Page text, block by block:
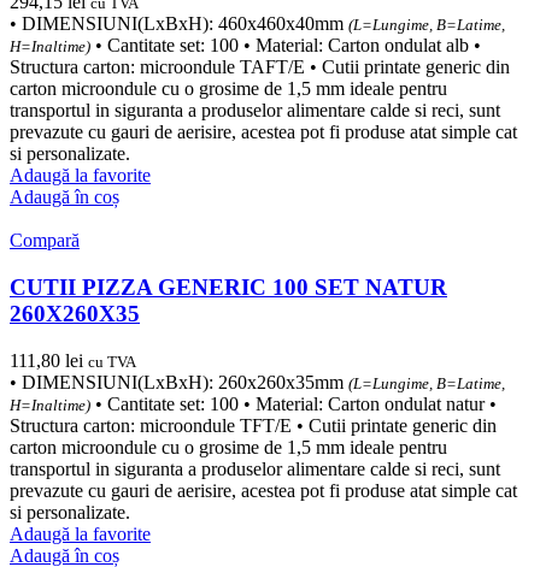
• DIMENSIUNI(LxBxH): 460x460x40mm (L=Lungime, B=Latime,
H=Inaltime) • Cantitate set: 100 • Material: Carton ondulat alb •
Structura carton: microondule TAFT/E • Cutii printate generic din
carton microondule cu o grosime de 1,5 mm ideale pentru
transportul in siguranta a produselor alimentare calde si reci, sunt
prevazute cu gauri de aerisire, acestea pot fi produse atat simple cat
si personalizate.
Adaugă la favorite
Adaugă în coș
Compară
CUTII PIZZA GENERIC 100 SET NATUR
260X260X35
111,80 lei cu TVA
• DIMENSIUNI(LxBxH): 260x260x35mm (L=Lungime, B=Latime,
H=Inaltime) • Cantitate set: 100 • Material: Carton ondulat natur •
Structura carton: microondule TFT/E • Cutii printate generic din
carton microondule cu o grosime de 1,5 mm ideale pentru
transportul in siguranta a produselor alimentare calde si reci, sunt
prevazute cu gauri de aerisire, acestea pot fi produse atat simple cat
si personalizate.
Adaugă la favorite
Adaugă în coș